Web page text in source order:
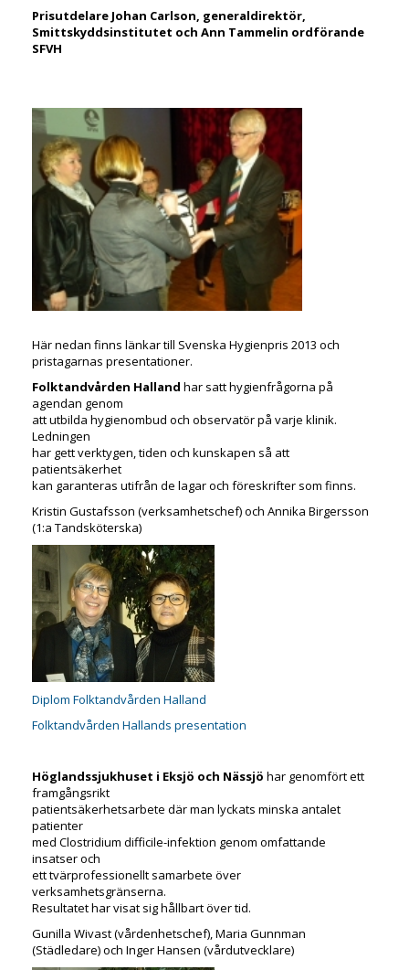
Prisutdelare Johan Carlson, generaldirektör,
Smittskyddsinstitutet och Ann Tammelin ordförande
SFVH
Här nedan finns länkar till Svenska Hygienpris 2013 och
pristagarnas presentationer.
Folktandvården Halland har satt hygienfrågorna på
agendan genom
att utbilda hygienombud och observatör på varje klinik.
Ledningen
har gett verktygen, tiden och kunskapen så att
patientsäkerhet
kan garanteras utifrån de lagar och föreskrifter som finns.
Kristin Gustafsson (verksamhetschef) och Annika Birgersson
(1:a Tandsköterska)
Diplom Folktandvården Halland
Folktandvården Hallands presentation
Höglandssjukhuset i Eksjö och Nässjö har genomfört ett
framgångsrikt
patientsäkerhetsarbete där man lyckats minska antalet
patienter
med Clostridium difficile-infektion genom omfattande
insatser och
ett tvärprofessionellt samarbete över
verksamhetsgränserna.
Resultatet har visat sig hållbart över tid.
Gunilla Wivast (vårdenhetschef), Maria Gunnman
(Städledare) och Inger Hansen (vårdutvecklare)